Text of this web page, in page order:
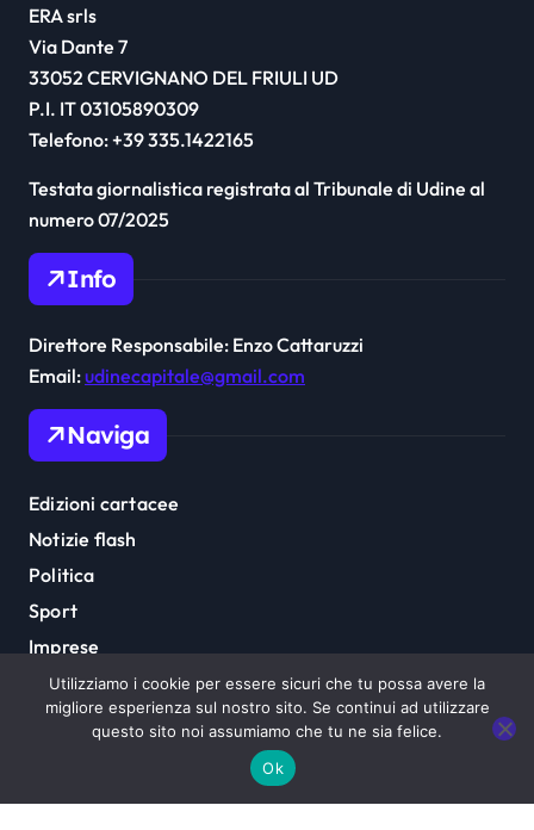
ERA srls
Via Dante 7
33052 CERVIGNANO DEL FRIULI UD
P.I. IT 03105890309
Telefono: +39 335.1422165
Testata giornalistica registrata al Tribunale di Udine al
numero 07/2025
Info
Direttore Responsabile: Enzo Cattaruzzi
Email:udinecapitale@gmail.com
Naviga
Edizioni cartacee
Notizie flash
Politica
Sport
Imprese
Cultura
Utilizziamo i cookie per essere sicuri che tu possa avere la
migliore esperienza sul nostro sito. Se continui ad utilizzare
questo sito noi assumiamo che tu ne sia felice.
Ok